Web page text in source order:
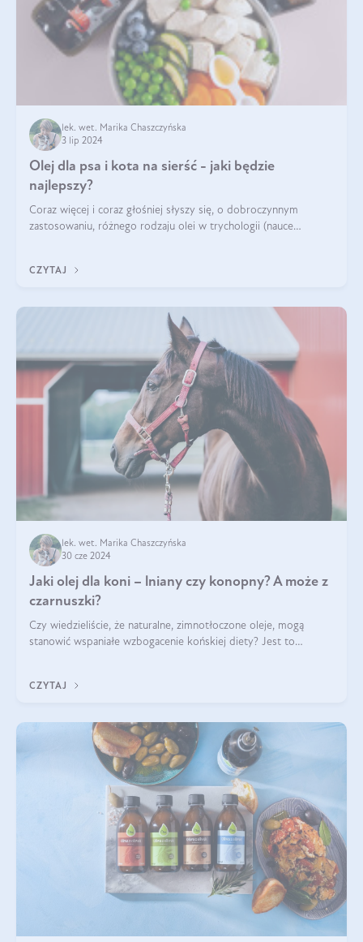
lek. wet. Marika Chaszczyńska
3 lip 2024
Olej dla psa i kota na sierść - jaki będzie
najlepszy?
Coraz więcej i coraz głośniej słyszy się, o dobroczynnym
zastosowaniu, różnego rodzaju olei w trychologii (nauce
CZYTAJ
lek. wet. Marika Chaszczyńska
30 cze 2024
Jaki olej dla koni – lniany czy konopny? A może z
czarnuszki?
Czy wiedzieliście, że naturalne, zimnotłoczone oleje, mogą
stanowić wspaniałe wzbogacenie końskiej diety? Jest to
CZYTAJ